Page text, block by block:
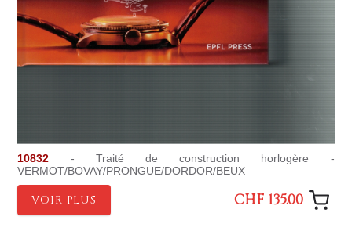
10832 - Traité de construction horlogère -
VERMOT/BOVAY/PRONGUE/DORDOR/BEUX
VOIR PLUS CHF 135.00